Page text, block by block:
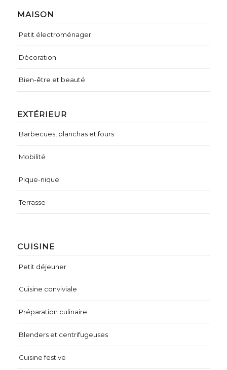
CUISINE
Petit déjeuner
Cuisine conviviale
Préparation culinaire
Blenders et centrifugeuses
Cuisine festive
MAISON
Petit électroménager
Décoration
Bien-être et beauté
EXTÉRIEUR
Barbecues, planchas et fours
Mobilité
Pique-nique
Terrasse